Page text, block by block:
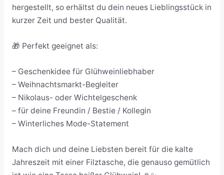
hergestellt, so erhältst du dein neues Lieblingsstück in
kurzer Zeit und bester Qualität.
🎁 Perfekt geeignet als:
– Geschenkidee für Glühweinliebhaber
– Weihnachtsmarkt-Begleiter
– Nikolaus- oder Wichtelgeschenk
– für deine Freundin / Bestie / Kollegin
– Winterliches Mode-Statement
Mach dich und deine Liebsten bereit für die kalte
Jahreszeit mit einer Filztasche, die genauso gemütlich